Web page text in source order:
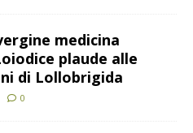
medicina
plaude alle
di Lollobrigida
0